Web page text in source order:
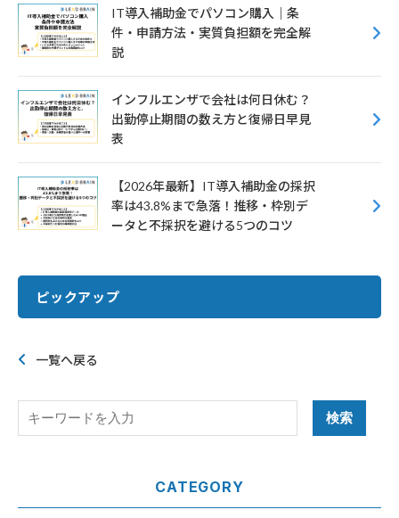
IT導入補助金でパソコン購入｜条
件・申請方法・実質負担額を完全解
説
インフルエンザで会社は何日休む？
出勤停止期間の数え方と復帰日早見
表
【2026年最新】IT導入補助金の採択
率は43.8%まで急落！推移・枠別デ
ータと不採択を避ける5つのコツ
ピックアップ
一覧へ戻る
CATEGORY